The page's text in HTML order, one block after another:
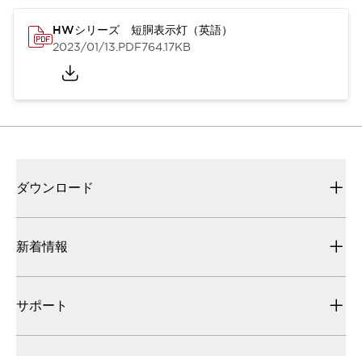
HWシリーズ 短胴表示灯（英語）
2023/01/13.PDF764.17KB
ダウンロード
新着情報
サポート